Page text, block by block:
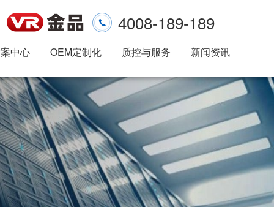
4008-189-189
中心 OEM定制化 质控与服务 新闻资讯